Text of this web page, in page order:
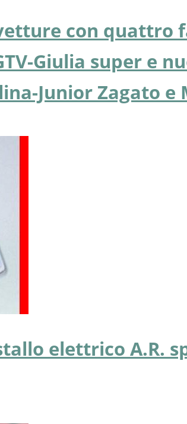
con quattro
Giulia super e
Junior Zagato e
elettrico A.R.